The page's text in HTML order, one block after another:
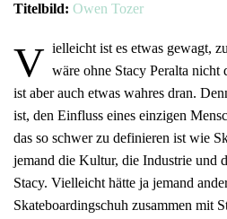
Titelbild: Owen Tozer
V ielleicht ist es etwas gewagt,
wäre ohne Stacy Peralta
ist aber auch etwas wahres dran.
ist, den Einfluss eines einzigen
das so schwer zu definieren ist wie
jemand die Kultur, die Industrie und
Stacy. Vielleicht hätte ja jemand
Skateboardingschuh zusammen mit